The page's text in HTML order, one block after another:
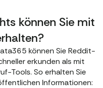
können Sie mit
können Sie Reddit-
erkunden als mit
Tools. So erhalten Sie
Informationen: